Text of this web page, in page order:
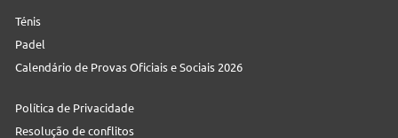
Ténis
Padel
Calendário de Provas Oficiais e Sociais 2026
Política de Privacidade
Resolução de conflitos